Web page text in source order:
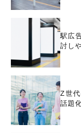
駅広
討し
Z世
話題